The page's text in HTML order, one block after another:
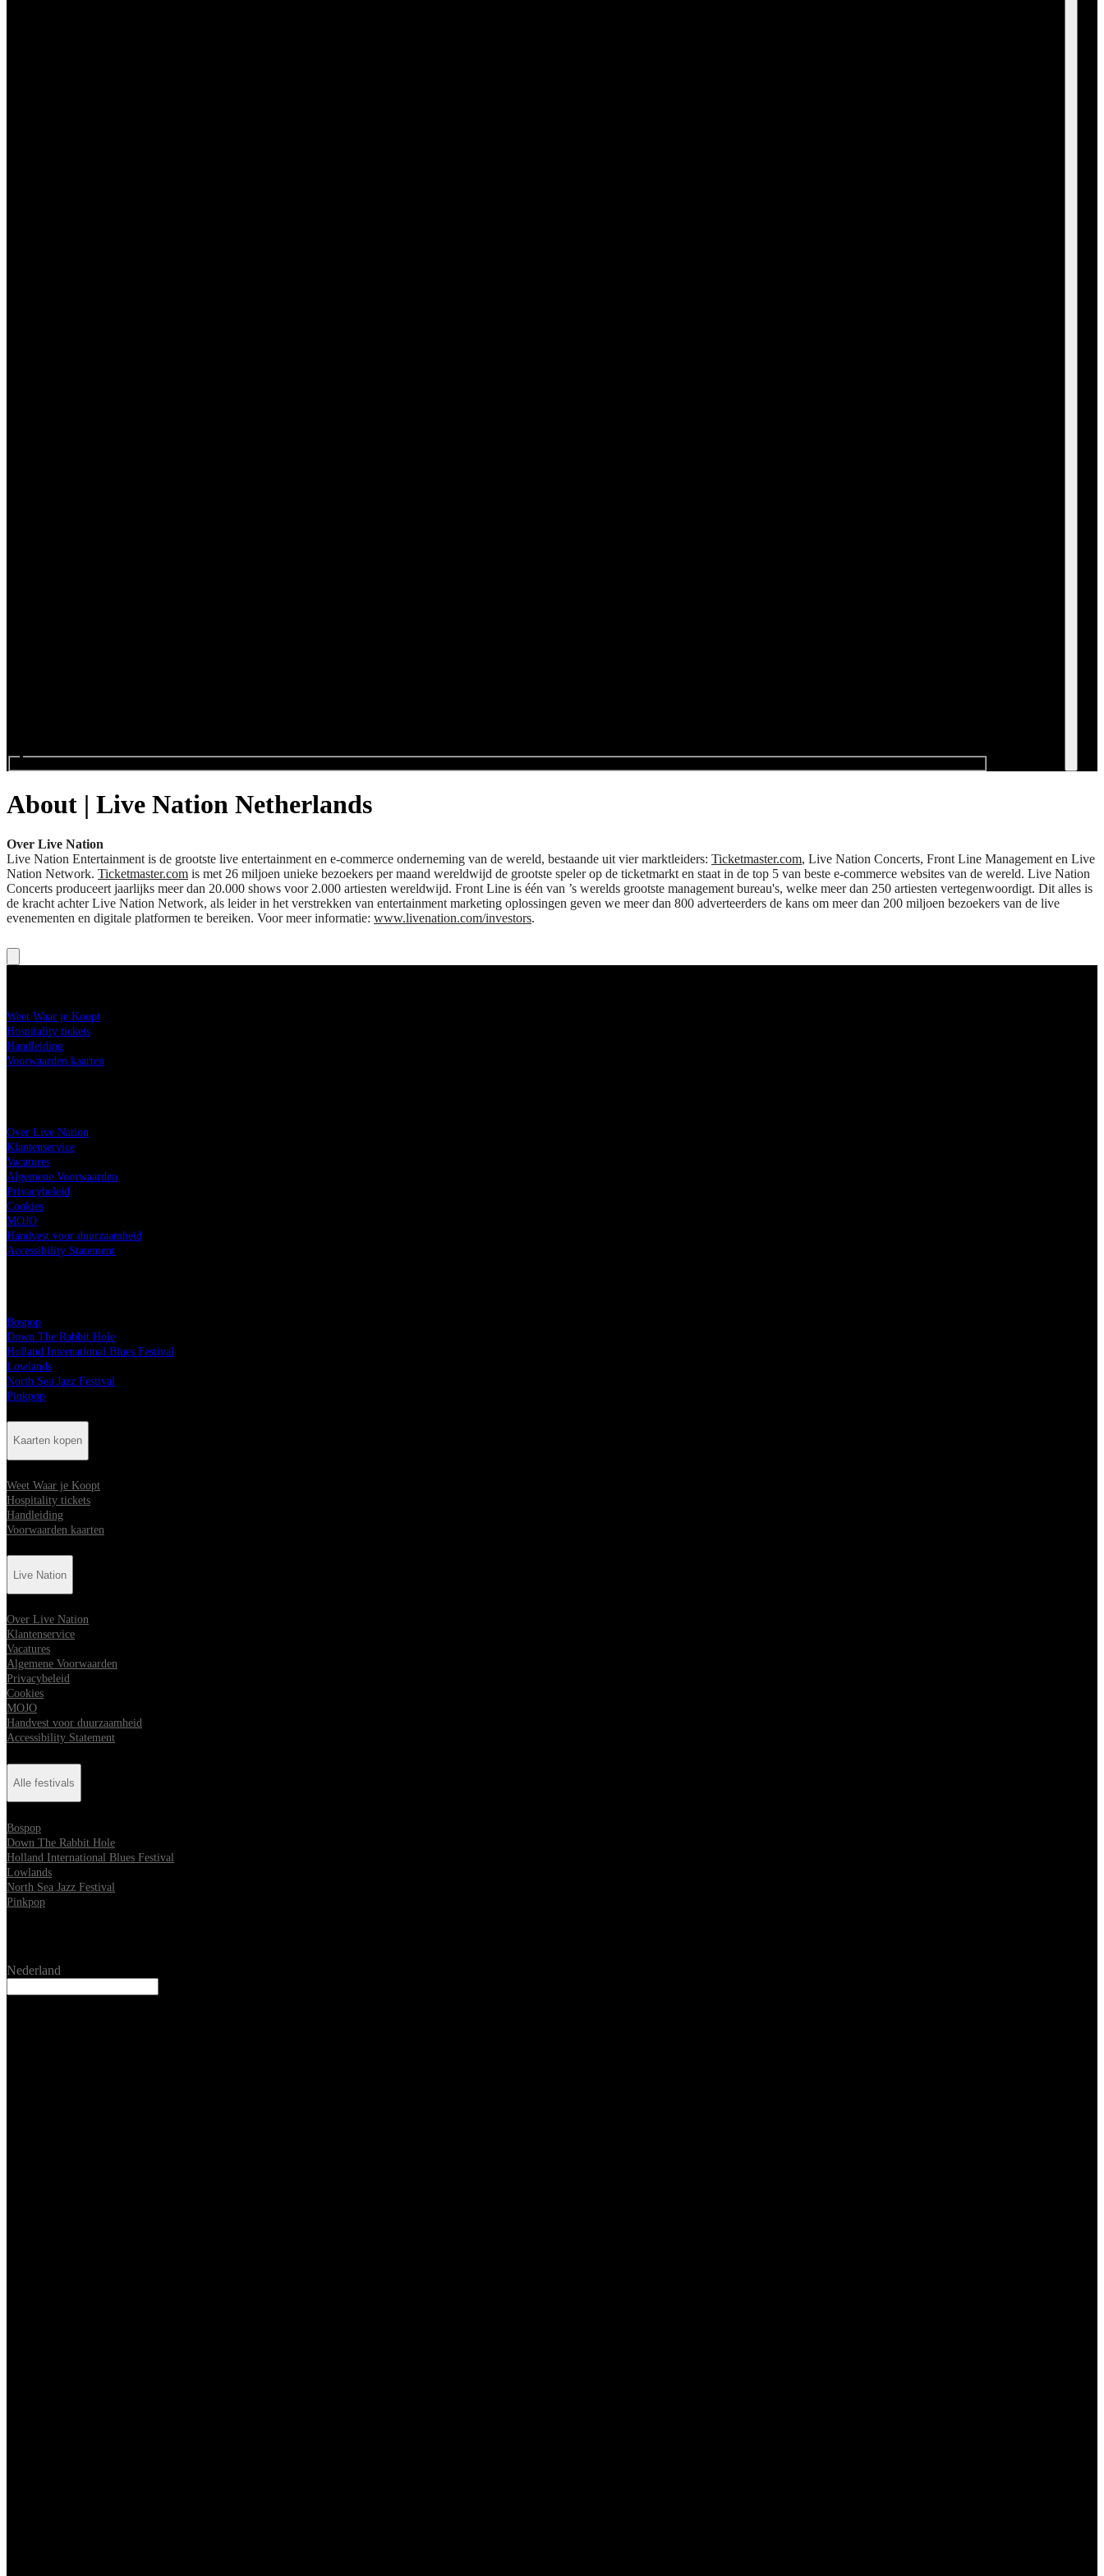
About | Live Nation Netherlands
Over Live Nation
Live Nation Entertainment is de grootste live entertainment en e-commerce onderneming van de wereld, bestaande uit vier marktleiders: Ticketmaster.com, Live Nation Concerts, Front Line Management en Live
Nation Network. Ticketmaster.com is met 26 miljoen unieke bezoekers per maand wereldwijd de grootste speler op de ticketmarkt en staat in de top 5 van beste e-commerce websites van de wereld. Live Nation
Concerts produceert jaarlijks meer dan 20.000 shows voor 2.000 artiesten wereldwijd. Front Line is één van ’s werelds grootste management bureau's, welke meer dan 250 artiesten vertegenwoordigt. Dit alles is
de kracht achter Live Nation Network, als leider in het verstrekken van entertainment marketing oplossingen geven we meer dan 800 adverteerders de kans om meer dan 200 miljoen bezoekers van de live
evenementen en digitale platformen te bereiken. Voor meer informatie: www.livenation.com/investors.
Weet Waar je Koopt
Hospitality tickets
Handleiding
Voorwaarden kaarten
Over Live Nation
Klantenservice
Vacatures
Algemene Voorwaarden
Privacybeleid
Cookies
MOJO
Handvest voor duurzaamheid
Accessibility Statement
Bospop
Down The Rabbit Hole
Holland International Blues Festival
Lowlands
North Sea Jazz Festival
Pinkpop
Kaarten kopen
Weet Waar je Koopt
Hospitality tickets
Handleiding
Voorwaarden kaarten
Live Nation
Over Live Nation
Klantenservice
Vacatures
Algemene Voorwaarden
Privacybeleid
Cookies
MOJO
Handvest voor duurzaamheid
Accessibility Statement
Alle festivals
Bospop
Down The Rabbit Hole
Holland International Blues Festival
Lowlands
North Sea Jazz Festival
Pinkpop
Nederland